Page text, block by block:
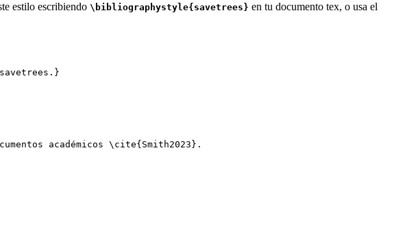
estilo escribiendo \bibliographystyle{savetrees} en tu documento tex, o usa el
académicos \cite{ Smith2023 }.